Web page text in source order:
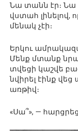
Նա տանն էր։ Նա
վստահ լինելով,
մենակ չէի։
Երկու
Մենք մտանք նրա
տվեցի կաշվե
նվիրել էինք
առթիվ։
«Սա՞», —